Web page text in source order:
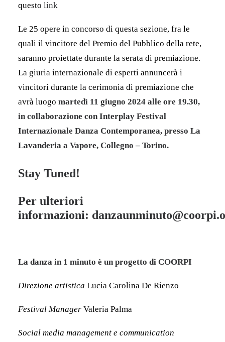
questo link
Le 25 opere in concorso di questa sezione, fra le
quali il vincitore del Premio del Pubblico della rete,
saranno proiettate durante la serata di premiazione.
La giuria internazionale di esperti annuncerà i
vincitori durante la cerimonia di premiazione che
avrà luogo martedì 11 giugno 2024 alle ore 19.30,
in collaborazione con Interplay Festival
Internazionale Danza Contemporanea, presso La
Lavanderia a Vapore, Collegno – Torino.
Stay Tuned!
Per ulteriori
informazioni:
La danza in 1 minuto è un progetto di COORPI
Direzione artistica Lucia Carolina De Rienzo
Festival Manager Valeria Palma
Social media management e communication